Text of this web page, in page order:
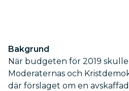
Bakgrund
När budgeten för 2019
Moderaternas och
där förslaget om en